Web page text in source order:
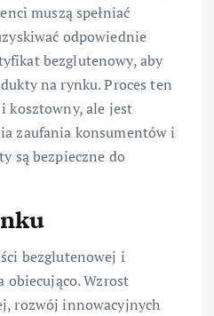
muszą spełniać
odpowiednie
bezglutenowy, aby
na rynku. Proces ten
kosztowny, ale jest
zaufania konsumentów i
są bezpieczne do
bezglutenowej i
obiecująco. Wzrost
rozwój innowacyjnych